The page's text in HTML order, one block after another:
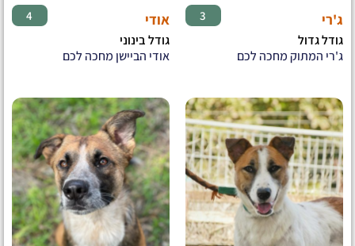
ג'רי 3
גודל גדול
ג'רי המתוק מחכה לכם
אודי 4
גודל בינוני
אודי הביישן מחכה לכם